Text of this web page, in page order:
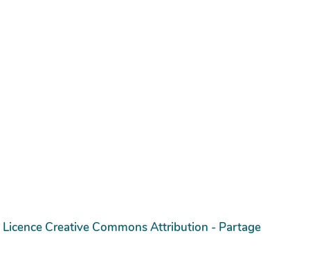
Licence Creative Commons Attribution - Partage